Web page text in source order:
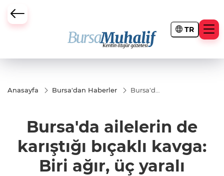
TR
Büyükşehir Darbesi
Anasayfa Bursa'dan Haberler
Bursa'da
bıçaklı
kavga:
üç yaralı
Bursa'da ailelerin de
karıştığı bıçaklı kavga:
Biri ağır, üç yaralı